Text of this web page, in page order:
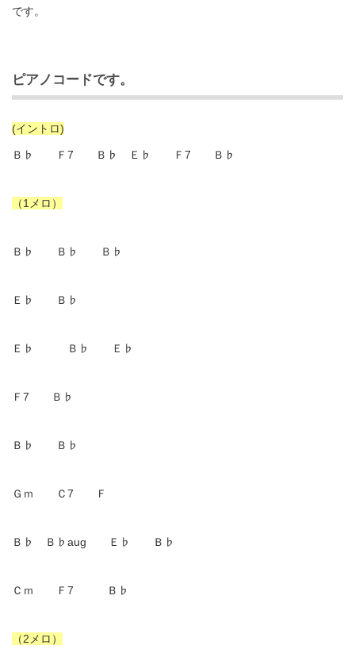
です。
ピアノコードです。
(イントロ)
Ｂ♭ Ｆ7 Ｂ♭ Ｅ♭ Ｆ7 Ｂ♭
（1メロ）
Ｂ♭ Ｂ♭ Ｂ♭
Ｅ♭ Ｂ♭
Ｅ♭ Ｂ♭ Ｅ♭
Ｆ7 Ｂ♭
Ｂ♭ Ｂ♭
Ｇｍ Ｃ7 Ｆ
Ｂ♭ Ｂ♭aug Ｅ♭ Ｂ♭
Ｃｍ Ｆ7 Ｂ♭
（2メロ）